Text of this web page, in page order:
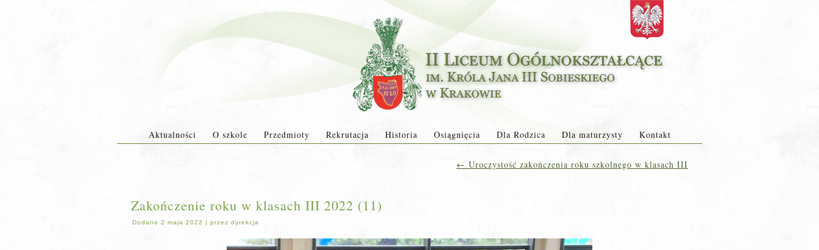
Aktualności O szkole Przedmioty Rekrutacja Historia Osiągnięcia Dla Rodzica Dla maturzysty Kontakt
← Uroczystość zakończenia roku szkolnego w klasach III
Zakończenie roku w klasach III 2022 (11)
Dodane 2 maja 2022 | przez dyrekcja